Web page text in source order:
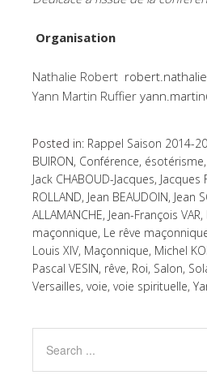
Organisation
Nathalie Robert
Yann Martin Ruffier
Posted in: Rappel Saison 2014-
BUIRON, Conférence, ésotérisme,
Jack CHABOUD-Jacques, Jacques
ROLLAND, Jean BEAUDOIN, Jean
ALLAMANCHE, Jean-François VAR,
maçonnique, Le rêve
Louis XIV, Maçonnique, Michel
Pascal VESIN, rêve, Roi, Salon,
Versailles, voie, voie spirituelle,